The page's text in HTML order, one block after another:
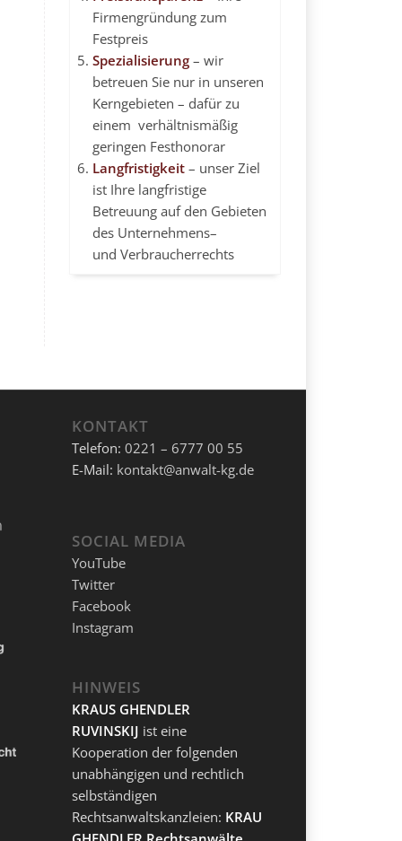
Firmengründung zum
Festpreis
Spezialisierung– wir
betreuen Sie nur in unseren
Kerngebieten – dafür zu
einem verhältnismäßig
geringen Festhonorar
Langfristigkeit– unser Ziel
ist Ihre langfristige
Betreuung auf den Gebieten
des Unternehmens–
und Verbraucherrechts
KONTAKT
Telefon: 0221 – 6777 00 55
E-Mail: kontakt@anwalt-kg.de
SOCIAL MEDIA
YouTube
Twitter
Facebook
Instagram
HINWEIS
KRAUS GHENDLER
RUVINSKIJ ist eine
Kooperation der folgenden
unabhängigen und rechtlich
selbständigen
Rechtsanwaltskanzleien: KRAUS